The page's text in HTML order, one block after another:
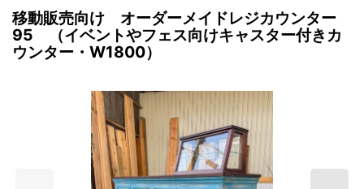
移動販売向け オーダーメイドレジカウンター
95 （イベントやフェス向けキャスター付きカ
ウンター・W1800）